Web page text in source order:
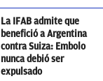
La IFAB admite que
benefició a Argentina
contra Suiza: Embolo
nunca debió ser
expulsado